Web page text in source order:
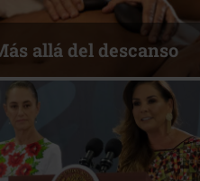
allá del descanso